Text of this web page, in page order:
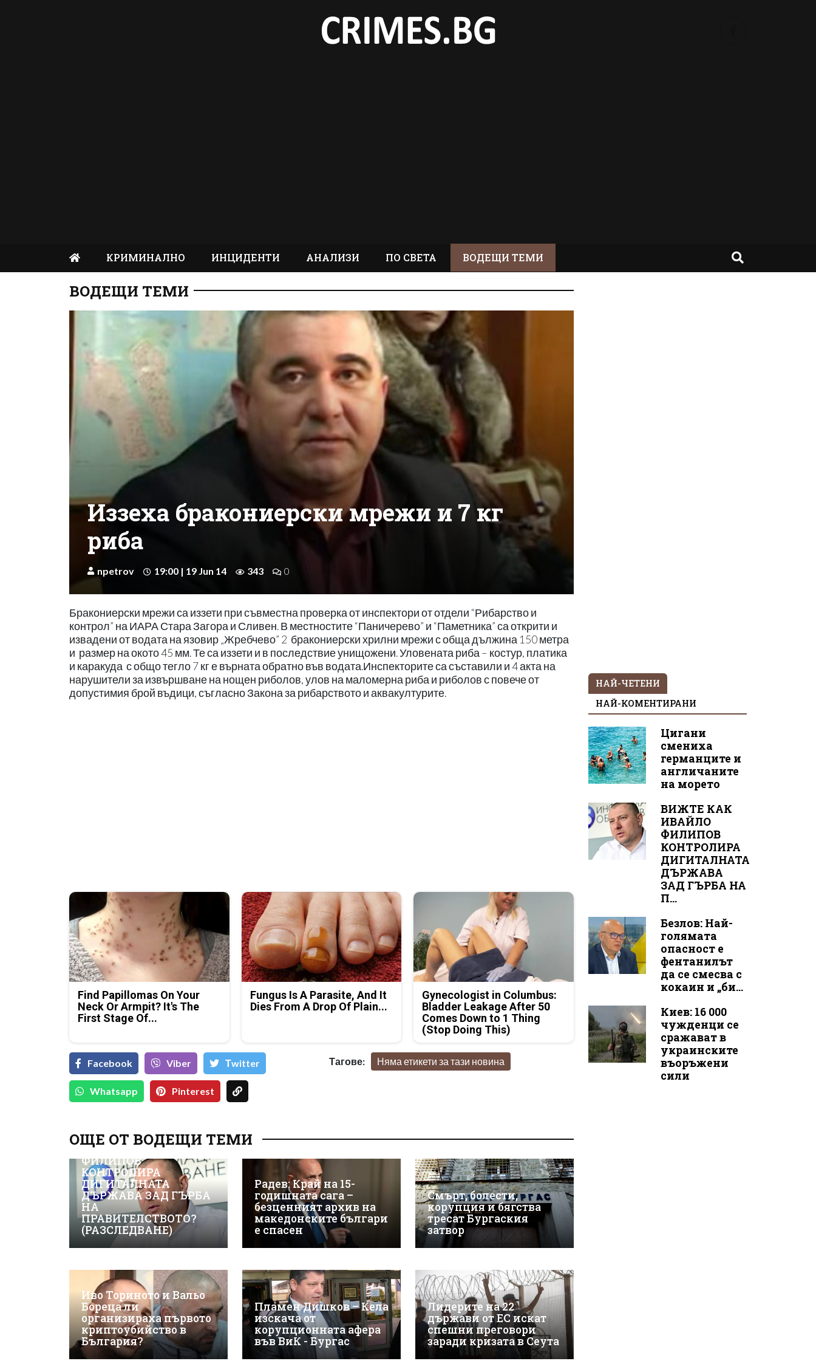
КРИМИНАЛНО ИНЦИДЕНТИ АНАЛИЗИ ПО СВЕТА ВОДЕЩИ ТЕМИ
ВОДЕЩИ ТЕМИ
Иззеха бракониерски мрежи и 7 кг
риба
npetrov 19:00 | 19 Jun 14 343 0
Бракониерски мрежи са иззети при съвместна проверка от инспектори от отдели “Рибарство и
контрол” на ИАРА Стара Загора и Сливен. В местностите “Паничерево” и “Паметника” са открити и
извадени от водата на язовир „Жребчево” 2 бракониерски хрилни мрежи с обща дължина 150 метра
и размер на окото 45 мм. Те са иззети и в последствие унищожени. Уловената риба – костур, платика
и каракуда с общо тегло 7 кг е върната обратно във водата.Инспекторите са съставили и 4 акта на
нарушители за извършване на нощен риболов, улов на маломерна риба и риболов с повече от
допустимия брой въдици, съгласно Закона за рибарството и аквакултурите.
Find Papillomas On Your
Neck Or Armpit? It's The
First Stage Of...
Fungus Is A Parasite, And It
Dies From A Drop Of Plain...
Gynecologist in Columbus:
Bladder Leakage After 50
Comes Down to 1 Thing
(Stop Doing This)
Facebook Viber Тwitter
Whatsapp Pinterest
Тагове: Няма етикети за тази новина
ОЩЕ ОТ ВОДЕЩИ ТЕМИ
ВИЖТЕ КАК ИВАЙЛО
ФИЛИПОВ
КОНТРОЛИРА
ДИГИТАЛНАТА
ДЪРЖАВА ЗАД ГЪРБА
НА
ПРАВИТЕЛСТВОТО?
(РАЗСЛЕДВАНЕ)
Радев: Край на 15-
годишната сага –
безценният архив на
македонските българи
е спасен
Смърт, болести,
корупция и бягства
тресат Бургаския
затвор
Иво Ториното и Вальо
Бореца ли
организираха първото
криптоубийство в
България?
Пламен Дишков – Кела
изскача от
корупционната афера
във ВиК - Бургас
Лидерите на 22
държави от ЕС искат
спешни преговори
заради кризата в Сеута
НАЙ-ЧЕТЕНИ
НАЙ-КОМЕНТИРАНИ
Цигани
смениха
германците и
англичаните
на морето
ВИЖТЕ КАК
ИВАЙЛО
ФИЛИПОВ
КОНТРОЛИРА
ДИГИТАЛНАТА
ДЪРЖАВА
ЗАД ГЪРБА НА
П...
Безлов: Най-
голямата
опасност е
фентанилът
да се смесва с
кокаин и „би...
Киев: 16 000
чужденци се
сражават в
украинските
въоръжени
сили